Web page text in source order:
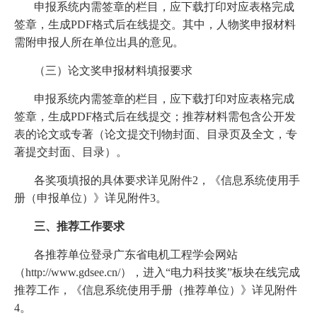
申报系统内需签章的栏目，应下载打印对应表格完成
签章，生成PDF格式后在线提交。其中，人物奖申报材料
需附申报人所在单位出具的意见。
（三）论文奖申报材料填报要求
申报系统内需签章的栏目，应下载打印对应表格完成
签章，生成PDF格式后在线提交；推荐材料需包含公开发
表的论文或专著（论文提交刊物封面、目录页及全文，专
著提交封面、目录）。
各奖项填报的具体要求详见附件2，《信息系统使用手
册（申报单位）》详见附件3。
三、推荐工作要求
各推荐单位登录广东省电机工程学会网站
（http://www.gdsee.cn/），进入“电力科技奖”板块在线完成
推荐工作，《信息系统使用手册（推荐单位）》详见附件
4。